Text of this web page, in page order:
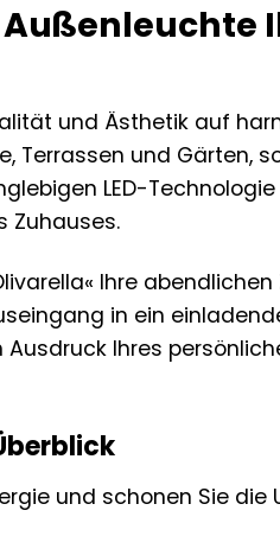
und Ästhetik auf
Terrassen und Gärten,
LED-
Zuhauses.
Ihre
in ein
Ihres
und schonen Sie